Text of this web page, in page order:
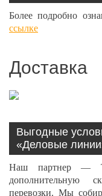
Более подробно
ссылке
Доставка
Выгодные
«Деловые
Наш партнер —
дополнительную
перевозки. Мы